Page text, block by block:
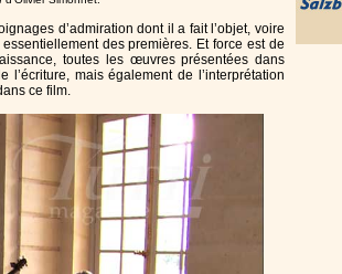
d’admiration dont il a fait l’objet, voire
des premières. Et force est de
toutes les œuvres présentées dans
mais également de l’interprétation
ce film.